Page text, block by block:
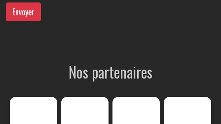
Envoyer
Nos partenaires